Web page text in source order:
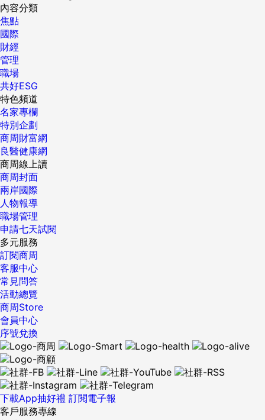
內容分類
焦點
國際
財經
管理
職場
共好ESG
特色頻道
名家專欄
特別企劃
商周財富網
良醫健康網
商周線上讀
商周封面
兩岸國際
人物報導
職場管理
申請七天試閱
多元服務
訂閱商周
客服中心
常見問答
活動總覽
商周Store
會員中心
序號兌換
下載App抽好禮 訂閱電子報
客戶服務專線